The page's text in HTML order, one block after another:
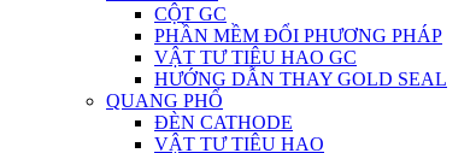
CỘT GC
PHẦN MỀM ĐỔI PHƯƠNG PHÁP
VẬT TƯ TIÊU HAO GC
HƯỚNG DẪN THAY GOLD SEAL
QUANG PHỔ
ĐÈN CATHODE
VẬT TƯ TIÊU HAO